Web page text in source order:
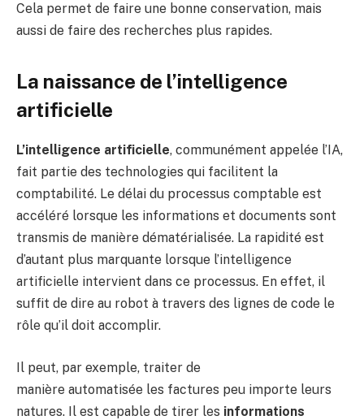
Cela permet de faire une bonne conservation, mais
aussi de faire des recherches plus rapides.
La naissance de l’intelligence
artificielle
L’intelligence artificielle, communément appelée l’IA,
fait partie des technologies qui facilitent la
comptabilité. Le délai du processus comptable est
accéléré lorsque les informations et documents sont
transmis de manière dématérialisée. La rapidité est
d’autant plus marquante lorsque l’intelligence
artificielle intervient dans ce processus. En effet, il
suffit de dire au robot à travers des lignes de code le
rôle qu’il doit accomplir.
Il peut, par exemple, traiter de
manière automatisée les factures peu importe leurs
natures. Il est capable de tirer les informations